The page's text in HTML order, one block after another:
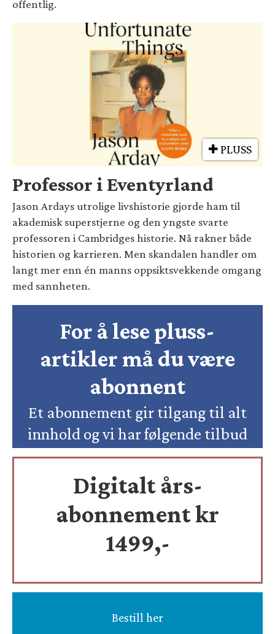
offentlig.
PLUSS
Professor i Eventyrland
Jason Ardays utrolige livshistorie gjorde ham til
akademisk superstjerne og den yngste svarte
professoren i Cambridges historie. Nå rakner både
historien og karrieren. Men skandalen handler om
langt mer enn én manns oppsiktsvekkende omgang
med sannheten.
For å lese pluss-
artikler må du være
abonnent
Et abonnement gir tilgang til alt
innhold og vi har følgende tilbud
Digitalt års-
abonnement kr
1499,-
Bestill her